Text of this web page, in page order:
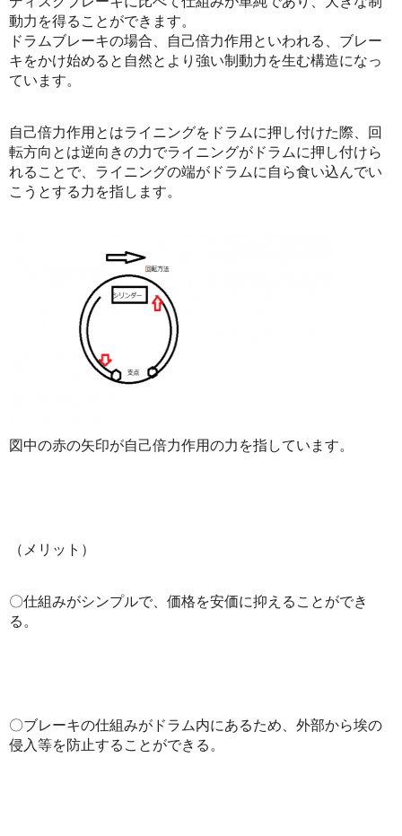
動力を得ることができます。
ドラムブレーキの場合、自己倍力作用といわれる、ブレー
キをかけ始めると自然とより強い制動力を生む構造になっ
ています。
自己倍力作用とはライニングをドラムに押し付けた際、回
転方向とは逆向きの力でライニングがドラムに押し付けら
れることで、ライニングの端がドラムに自ら食い込んでい
こうとする力を指します。
図中の赤の矢印が自己倍力作用の力を指しています。
（メリット）
〇仕組みがシンプルで、価格を安価に抑えることができ
る。
〇ブレーキの仕組みがドラム内にあるため、外部から埃の
侵入等を防止することができる。